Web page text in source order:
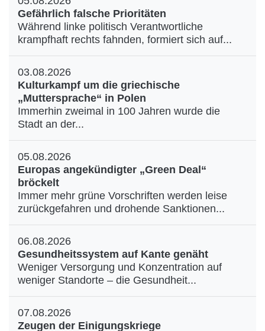
Gefährlich falsche Prioritäten
Während linke politisch Verantwortliche
krampfhaft rechts fahnden, formiert sich auf...
03.08.2026
Kulturkampf um die griechische
„Muttersprache“ in Polen
Immerhin zweimal in 100 Jahren wurde die
Stadt an der...
05.08.2026
Europas angekündigter „Green Deal“
bröckelt
Immer mehr grüne Vorschriften werden leise
zurückgefahren und drohende Sanktionen...
06.08.2026
Gesundheitssystem auf Kante genäht
Weniger Versorgung und Konzentration auf
weniger Standorte – die Gesundheit...
07.08.2026
Zeugen der Einigungskriege